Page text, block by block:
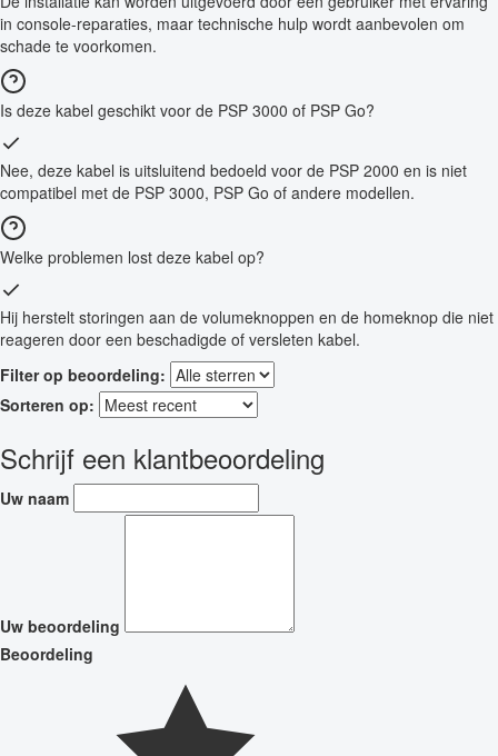
in console-reparaties, maar technische hulp wordt aanbevolen om
schade te voorkomen.
Is deze kabel geschikt voor de PSP 3000 of PSP Go?
Nee, deze kabel is uitsluitend bedoeld voor de PSP 2000 en is niet
compatibel met de PSP 3000, PSP Go of andere modellen.
Welke problemen lost deze kabel op?
Hij herstelt storingen aan de volumeknoppen en de homeknop die niet
reageren door een beschadigde of versleten kabel.
Filter op beoordeling:
Sorteren op:
Schrijf een klantbeoordeling
Uw naam
Uw beoordeling
Beoordeling